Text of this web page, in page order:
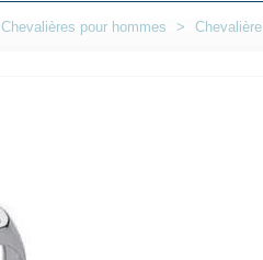
Chevalières pour hommes >